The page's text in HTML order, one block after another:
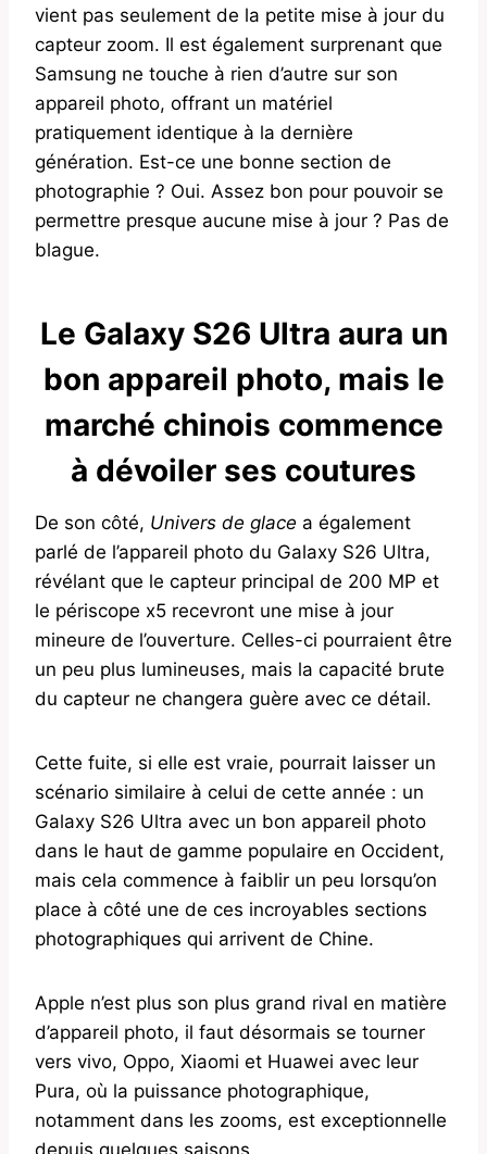
vient pas seulement de la petite mise à jour du
capteur zoom. Il est également surprenant que
Samsung ne touche à rien d’autre sur son
appareil photo, offrant un matériel
pratiquement identique à la dernière
génération. Est-ce une bonne section de
photographie ? Oui. Assez bon pour pouvoir se
permettre presque aucune mise à jour ? Pas de
blague.
Le Galaxy S26 Ultra aura un
bon appareil photo, mais le
marché chinois commence
à dévoiler ses coutures
De son côté, Univers de glace a également
parlé de l’appareil photo du Galaxy S26 Ultra,
révélant que le capteur principal de 200 MP et
le périscope x5 recevront une mise à jour
mineure de l’ouverture. Celles-ci pourraient être
un peu plus lumineuses, mais la capacité brute
du capteur ne changera guère avec ce détail.
Cette fuite, si elle est vraie, pourrait laisser un
scénario similaire à celui de cette année : un
Galaxy S26 Ultra avec un bon appareil photo
dans le haut de gamme populaire en Occident,
mais cela commence à faiblir un peu lorsqu’on
place à côté une de ces incroyables sections
photographiques qui arrivent de Chine.
Apple n’est plus son plus grand rival en matière
d’appareil photo, il faut désormais se tourner
vers vivo, Oppo, Xiaomi et Huawei avec leur
Pura, où la puissance photographique,
notamment dans les zooms, est exceptionnelle
depuis quelques saisons.